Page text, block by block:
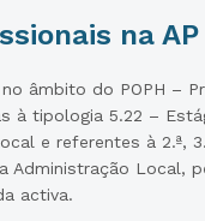
na
âmbito do POPH –
à tipologia 5.22 –
e referentes à 2.ª,
Administração Local,
activa.